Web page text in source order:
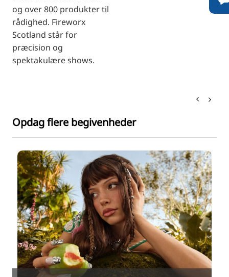
og over 800 produkter til
rådighed. Fireworx
Scotland står for
præcision og
spektakulære shows.
Opdag flere begivenheder